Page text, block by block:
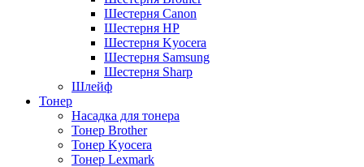
Шестерня Canon
Шестерня HP
Шестерня Kyocera
Шестерня Samsung
Шестерня Sharp
Шлейф
Тонер
Насадка для тонера
Тонер Brother
Тонер Kyocera
Тонер Lexmark